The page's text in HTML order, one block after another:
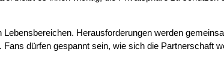
Herausforderungen werden
dürfen gespannt sein, wie sich die Partnerschaft